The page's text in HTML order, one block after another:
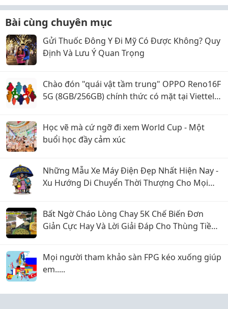
Bài cùng chuyên mục
Gửi Thuốc Đông Y Đi Mỹ Có Được Không? Quy
Định Và Lưu Ý Quan Trọng
Chào đón "quái vật tầm trung" OPPO Reno16F
5G (8GB/256GB) chính thức có mặt tại Viettel
Học vẽ mà cứ ngỡ đi xem World Cup - Một
buổi học đầy cảm xúc
Những Mẫu Xe Máy Điện Đẹp Nhất Hiện Nay -
Xu Hướng Di Chuyển Thời Thượng Cho Mọi
Bất Ngờ Cháo Lòng Chay 5K Chế Biến Đơn
Giản Cực Hay Và Lời Giải Đáp Cho Thùng Tiền
Mọi người tham khảo sàn FPG kéo xuống giúp
em.....